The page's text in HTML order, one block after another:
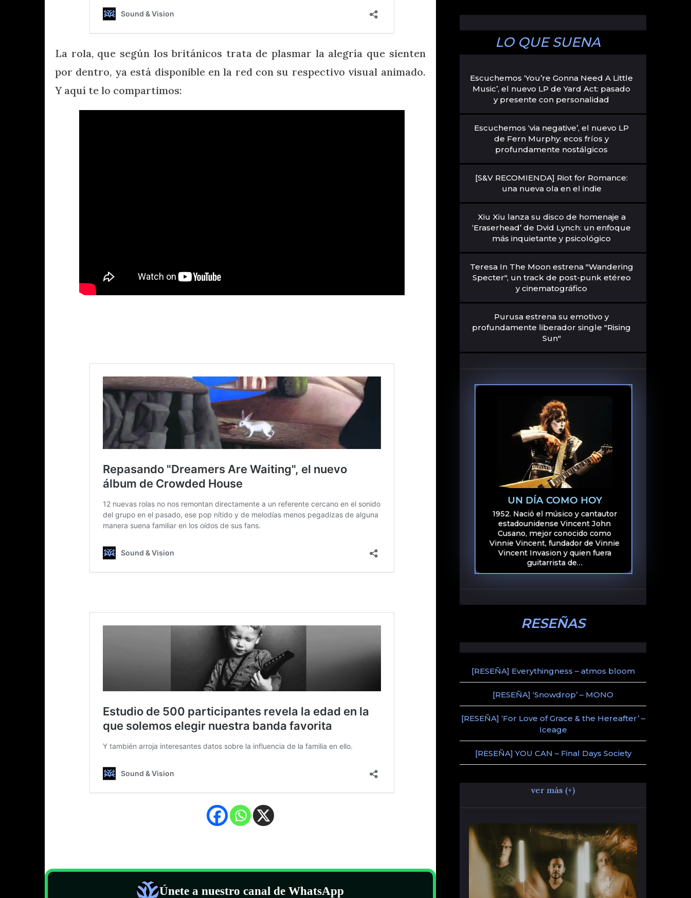
La rola, que según los británicos trata de plasmar la alegría que sienten
por dentro, ya está disponible en la red con su respectivo visual animado.
Y aquí te lo compartimos:
Únete a nuestro canal de WhatsApp
LO QUE SUENA
Escuchemos ‘You’re Gonna Need A Little
Music’, el nuevo LP de Yard Act: pasado
y presente con personalidad
Escuchemos ‘via negative’, el nuevo LP
de Fern Murphy: ecos fríos y
profundamente nostálgicos
[S&V RECOMIENDA] Riot for Romance:
una nueva ola en el indie
Xiu Xiu lanza su disco de homenaje a
‘Eraserhead’ de Dvid Lynch: un enfoque
más inquietante y psicológico
Teresa In The Moon estrena "Wandering
Specter", un track de post-punk etéreo
y cinematográfico
Purusa estrena su emotivo y
profundamente liberador single "Rising
Sun"
UN DÍA COMO HOY
1952. Nació el músico y cantautor
estadounidense Vincent John
Cusano, mejor conocido como
Vinnie Vincent, fundador de Vinnie
Vincent Invasion y quien fuera
guitarrista de…
RESEÑAS
[RESEÑA] Everythingness – atmos bloom
[RESEÑA] ‘Snowdrop’ – MONO
[RESEÑA] ‘For Love of Grace & the Hereafter’ –
Iceage
[RESEÑA] YOU CAN – Final Days Society
ver más (+)